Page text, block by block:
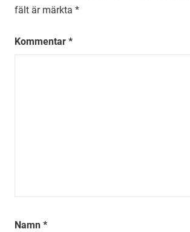
fält är märkta *
Kommentar *
Namn *